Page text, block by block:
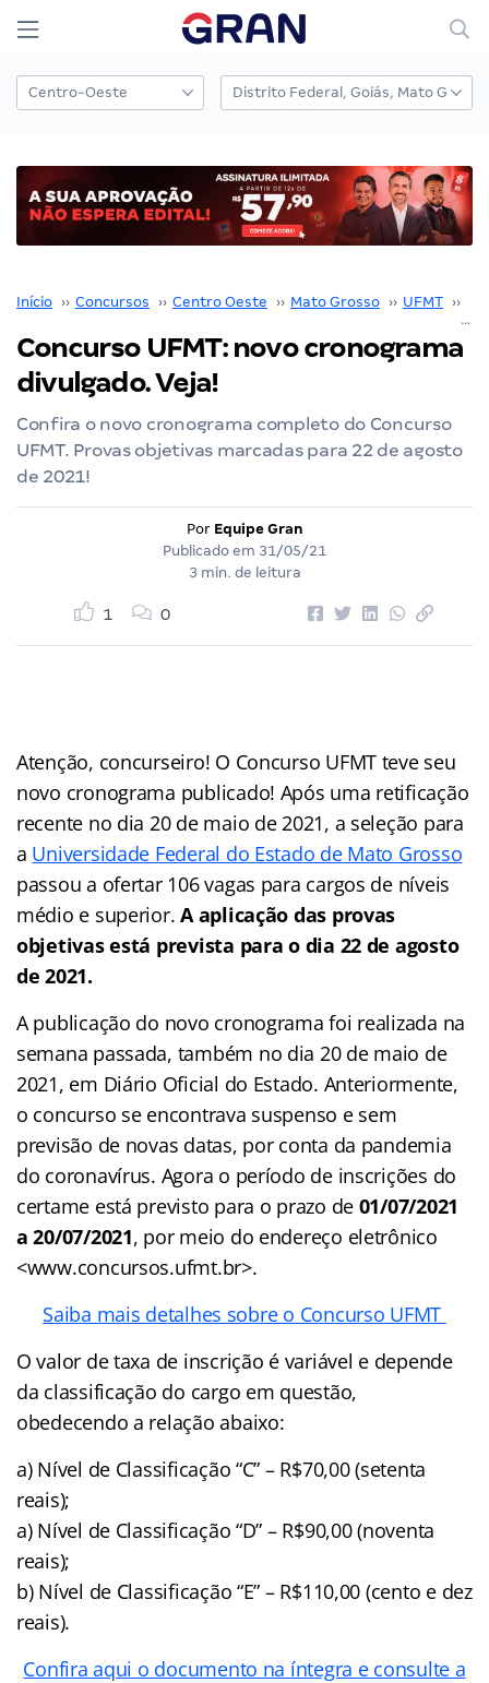
Início ›› Concursos ›› Centro Oeste ›› Mato Grosso ›› UFMT ››
Concurso UFMT: novo cronograma
divulgado. Veja!
Confira o novo cronograma completo do Concurso
UFMT. Provas objetivas marcadas para 22 de agosto
de 2021!
Por Equipe Gran
Publicado em 31/05/21
3 min. de leitura
1 0
Atenção, concurseiro! O Concurso UFMT teve seu
novo cronograma publicado! Após uma retificação
recente no dia 20 de maio de 2021, a seleção para
a Universidade Federal do Estado de Mato Grosso
passou a ofertar 106 vagas para cargos de níveis
médio e superior.A aplicação das provas
objetivas está prevista para o dia 22 de agosto
de 2021.
A publicação do novo cronograma foi realizada na
semana passada, também no dia 20 de maio de
2021, em Diário Oficial do Estado. Anteriormente,
o concurso se encontrava suspenso e sem
previsão de novas datas, por conta da pandemia
do coronavírus. Agora o período de inscrições do
certame está previsto para o prazo de 01/07/2021
a 20/07/2021, por meio do endereço eletrônico
<www.concursos.ufmt.br>.
Saiba mais detalhes sobre o Concurso UFMT
O valor de taxa de inscrição é variável e depende
da classificação do cargo em questão,
obedecendo a relação abaixo:
a) Nível de Classificação “C” – R$70,00 (setenta
reais);
a) Nível de Classificação “D” – R$90,00 (noventa
reais);
b) Nível de Classificação “E” – R$110,00 (cento e dez
reais).
Confira aqui o documento na íntegra e consulte a